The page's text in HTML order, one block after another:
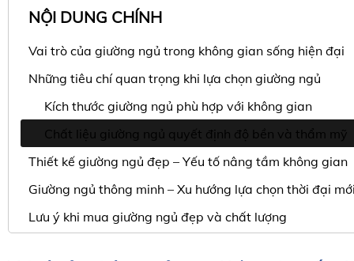
NỘI DUNG CHÍNH
Vai trò của giường ngủ trong không gian sống hiện đại
Những tiêu chí quan trọng khi lựa chọn giường ngủ
Kích thước giường ngủ phù hợp với không gian
Chất liệu giường ngủ quyết định độ bền và thẩm mỹ
Thiết kế giường ngủ đẹp – Yếu tố nâng tầm không gian
Giường ngủ thông minh – Xu hướng lựa chọn thời đại
Lưu ý khi mua giường ngủ đẹp và chất lượng